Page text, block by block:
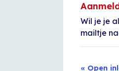
Wil je je
mailtje
« Open